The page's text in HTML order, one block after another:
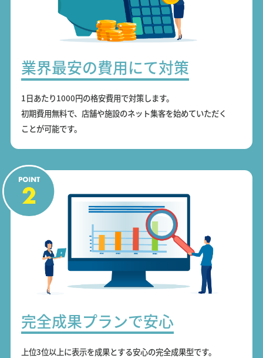
業界最安の費用にて対策
1日あたり1000円の格安費用で対策します。
初期費用無料で、店舗や施設のネット集客を始めていただく
ことが可能です。
完全成果プランで安心
上位3位以上に表示を成果とする安心の完全成果型です。